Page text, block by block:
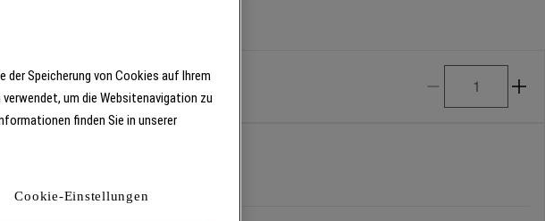
der Speicherung von Cookies auf Ihrem
um die Websitenavigation zu
finden Sie in unserer
Cookie-Einstellungen